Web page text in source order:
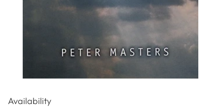
Availability